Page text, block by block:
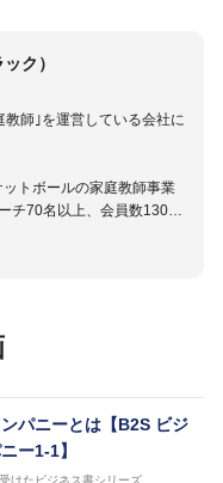
ク）
師｣を運営している会社に
トボールの家庭教師事業
チ70名以上、会員数1300
なども担当しており、「は
修しています。
ンプヘッドコーチ
ンプヘッドコーチ
トコーチ
パニーとは【B2S ビジ
ー1-1】
けたビジネス書シリーズ